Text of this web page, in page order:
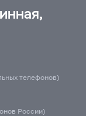
телефонов)
России)